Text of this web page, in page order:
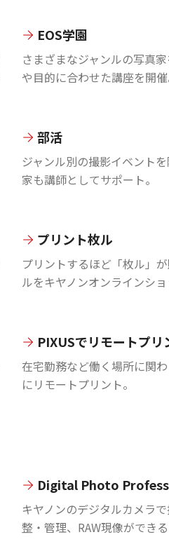
EOS学園
さまざまなジャンルの写真
や目的に合わせた講座を開催
部活
ジャンル別の撮影イベント
家も講師としてサポート。
プリント枚ル
プリントするほど「枚ル」
ルをキヤノンオンラインショ
PIXUSでリモートプリ
在宅勤務など働く場所に関
にリモートプリント。
Digital Photo
キヤノンのデジタルカメラ
整・管理、RAW現像ができる